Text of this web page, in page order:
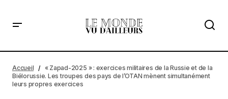
Biélorussie. Les troupes des pays de l’OTAN mènent
simultanément leurs propres exercices
Accueil
« Zapad-2025 » : exercices militaires de la Russie et de la
Biélorussie. Les troupes des pays de l’OTAN mènent simultanément
leurs propres exercices